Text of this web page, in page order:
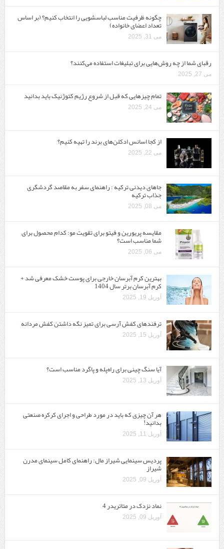
چگونه ظرفیت مناسب لباسشویی را انتخاب کنیم؟ (بر اساس
تعداد اعضای خانواده)
می 31, 2025
رقبای شما از چه روش‌هایی برای تبلیغات استفاده می‌کنند؟
می 27, 2025
تمام چیزهایی که قبل از شروع رژیم کتوژنیک باید بدانید‎
می 24, 2025
از کجا اسانس ادکلن‌های برند را تهیه کنیم؟
می 22, 2025
جاهای دیدنی ترکیه : راهنمای سفر به مقاصد گردشگری
جذاب ترکیه
می 08, 2025
مقایسه پریورین و فیتو برای تقویت مو: کدام محصول برای
شما مناسب است؟
می 06, 2025
بهترین کرم آبرسان خارجی برای پوست خشک معرفی شد +
کرم آبرسان برتر سال 1404
آوریل 19, 2025
ترفندهای کفش آرسی برای تمیز نگه داشتن کفش مردانه
آوریل 15, 2025
آیا سنگ چینی برای راه‌پله و پاگرد مناسب است؟
آوریل 13, 2025
هر آن چیزی که باید در مورد طراحی و اجرای کرکره صنعتی
بدانید!
آوریل 11, 2025
پردیس سینمایی شیراز مال: راهنمای کامل سینمای مدرن
شیراز
آوریل 09, 2025
نماد نزدک در متاتریدر 4
آوریل 09, 2025